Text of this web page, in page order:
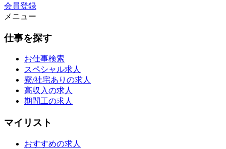
会員登録
メニュー
仕事を探す
お仕事検索
スペシャル求人
寮/社宅ありの求人
高収入の求人
期間工の求人
マイリスト
おすすめの求人